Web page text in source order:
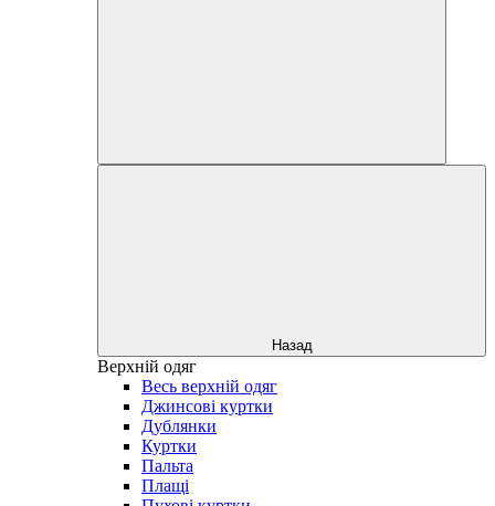
Назад
Верхній одяг
Весь верхній одяг
Джинсові куртки
Дублянки
Куртки
Пальта
Плащі